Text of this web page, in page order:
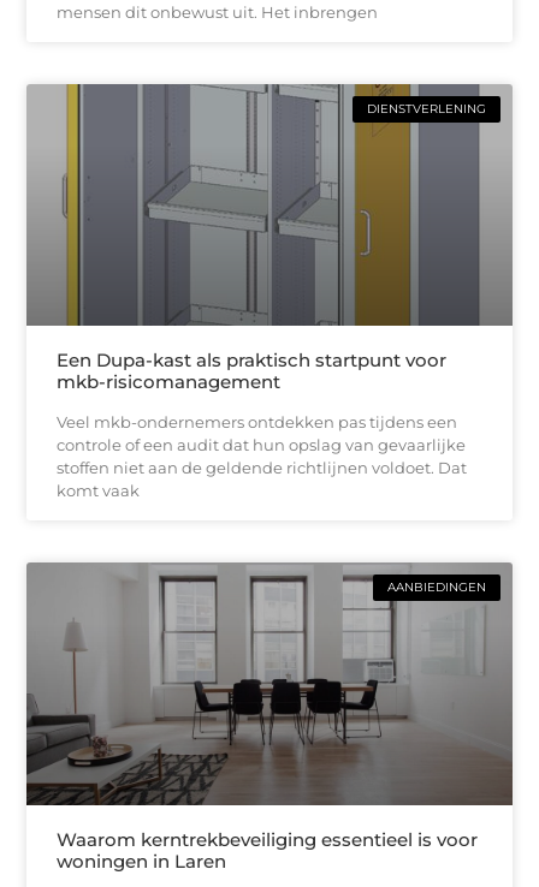
mensen dit onbewust uit. Het inbrengen
DIENSTVERLENING
Een Dupa-kast als praktisch startpunt voor
mkb-risicomanagement
Veel mkb-ondernemers ontdekken pas tijdens een
controle of een audit dat hun opslag van gevaarlijke
stoffen niet aan de geldende richtlijnen voldoet. Dat
komt vaak
AANBIEDINGEN
Waarom kerntrekbeveiliging essentieel is voor
woningen in Laren